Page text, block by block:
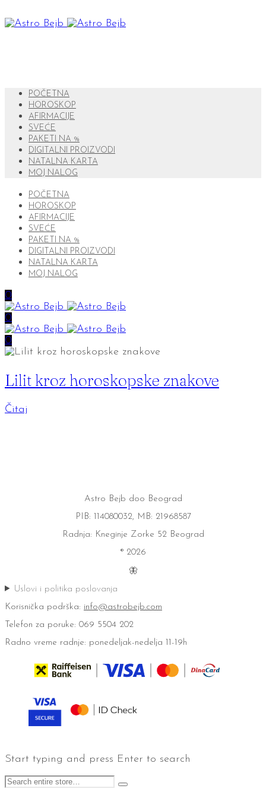
POČETNA
HOROSKOP
AFIRMACIJE
SVEĆE
PAKETI NA %
DIGITALNI PROIZVODI
NATALNA KARTA
MOJ NALOG
POČETNA
HOROSKOP
AFIRMACIJE
SVEĆE
PAKETI NA %
DIGITALNI PROIZVODI
NATALNA KARTA
MOJ NALOG
0
0
0
Lilit kroz horoskopske znakove
Čitaj
Astro Bejb doo Beograd
PIB: 114080032, MB: 21968587
Radnja: Kneginje Zorke 52 Beograd
® 2026
🦋
Uslovi i politika poslovanja
Korisnička podrška: info@astrobejb.com
Telefon za poruke: 069 5504 202
Radno vreme radnje: ponedeljak-nedelja 11-19h
Start typing and press Enter to search